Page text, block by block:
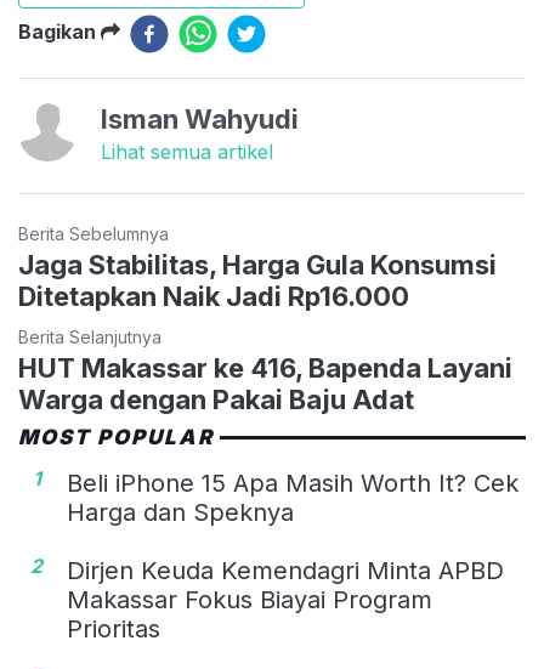
Bagikan
Isman Wahyudi
Lihat semua artikel
Berita Sebelumnya
Jaga Stabilitas, Harga Gula Konsumsi
Ditetapkan Naik Jadi Rp16.000
Berita Selanjutnya
HUT Makassar ke 416, Bapenda Layani
Warga dengan Pakai Baju Adat
MOST POPULAR
1
Beli iPhone 15 Apa Masih Worth It? Cek
Harga dan Speknya
2
Dirjen Keuda Kemendagri Minta APBD
Makassar Fokus Biayai Program
Prioritas